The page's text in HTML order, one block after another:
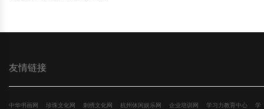
友情链接
中华书画网 珍珠文化网 刺绣文化网 杭州休闲娱乐网 企业培训网 学习力教育中心 学